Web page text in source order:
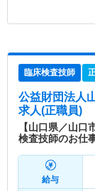
臨床検査技師
公益財団法人
求人(正職員)
【山口県／山
検査技師のお仕
給与